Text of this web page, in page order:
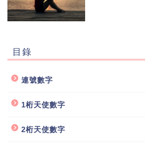
目錄
連號數字
1桁天使數字
2桁天使數字